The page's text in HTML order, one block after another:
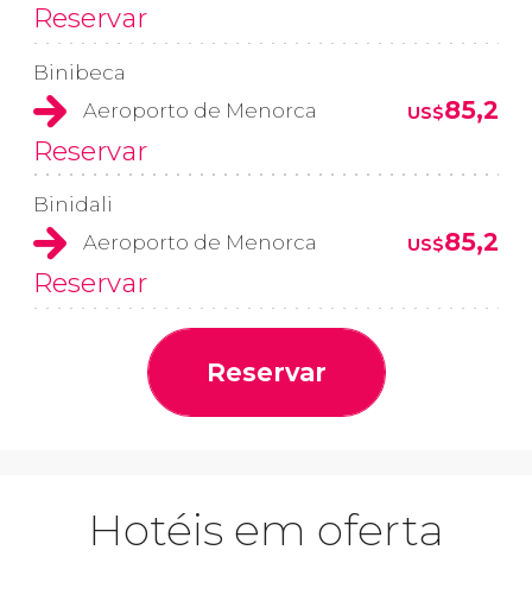
Reservar
Binibeca
Aeroporto de Menorca
US$85,2
Reservar
Binidali
Aeroporto de Menorca
US$85,2
Reservar
Reservar
Hotéis em oferta